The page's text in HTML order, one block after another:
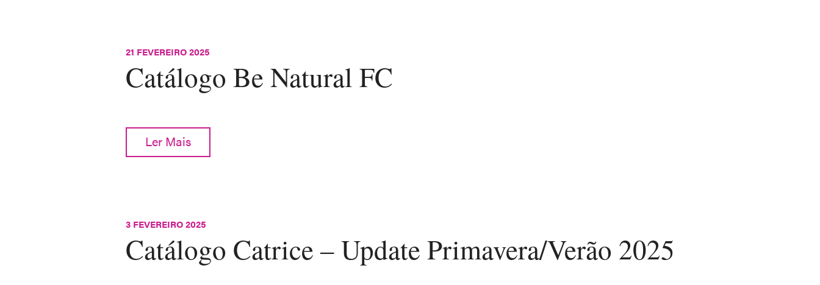
21 FEVEREIRO 2025
Catálogo Be Natural FC
Ler Mais
3 FEVEREIRO 2025
Catálogo Catrice – Update Primavera/Verão 2025